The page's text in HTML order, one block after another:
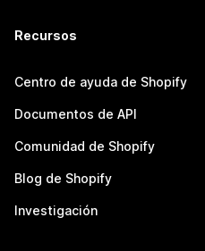
Recursos
Centro de ayuda de Shopify
Documentos de API
Comunidad de Shopify
Blog de Shopify
Investigación